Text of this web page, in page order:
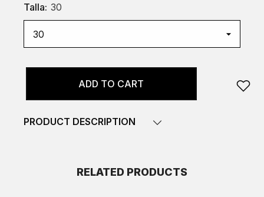
Talla: 30
ADD TO CART
PRODUCT DESCRIPTION
RELATED PRODUCTS